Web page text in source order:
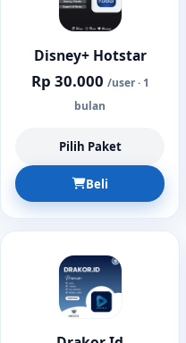
Disney+ Hotstar
Rp 30.000 /user · 1
bulan
Pilih Paket
Beli